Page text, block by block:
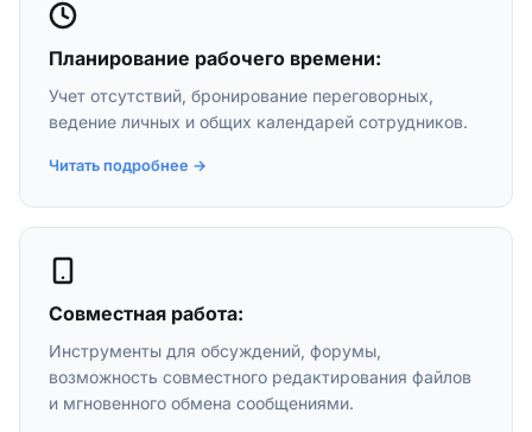
Планирование рабочего времени:
Учет отсутствий, бронирование переговорных,
ведение личных и общих календарей сотрудников.
Читать подробнее →
Совместная работа:
Инструменты для обсуждений, форумы,
возможность совместного редактирования файлов
и мгновенного обмена сообщениями.